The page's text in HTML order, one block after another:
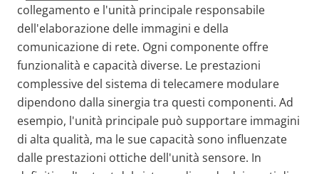
collegamento e l'unità principale responsabile
dell'elaborazione delle immagini e della
comunicazione di rete. Ogni componente offre
funzionalità e capacità diverse. Le prestazioni
complessive del sistema di telecamere modulare
dipendono dalla sinergia tra questi componenti. Ad
esempio, l'unità principale può supportare immagini
di alta qualità, ma le sue capacità sono influenzate
dalle prestazioni ottiche dell'unità sensore. In